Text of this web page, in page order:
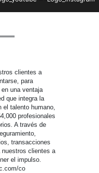
clientes a
para
una ventaja
que integra la
el talento humano,
profesionales
A través de
transacciones
clientes a
el impulso.
co